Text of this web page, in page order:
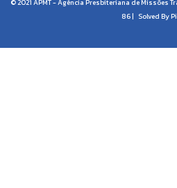
© 2021 APMT - Agência Presbiteriana de Missões
86 | Solved By